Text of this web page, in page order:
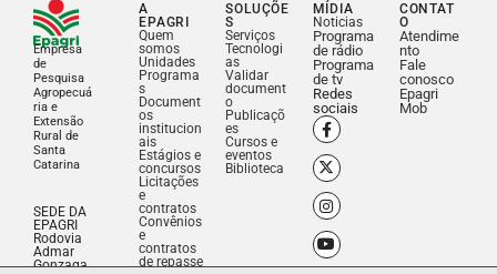
Empresa
de
Pesquisa
Agropecuá
ria e
Extensão
Rural de
Santa
Catarina
SEDE DA
EPAGRI
Rodovia
Admar
Gonzaga,
A
EPAGRI
Quem
somos
Unidades
Programa
s
Document
os
institucion
ais
Estágios e
concursos
Licitações
e
contratos
Convênios
e
contratos
de repasse
SOLUÇÕE
S
Serviços
Tecnologi
as
Validar
document
o
Publicaçõ
es
Cursos e
eventos
Biblioteca
MÍDIA
Noticias
Programa
de rádio
Programa
de tv
Redes
sociais
CONTAT
O
Atendime
nto
Fale
conosco
Epagri
Mob